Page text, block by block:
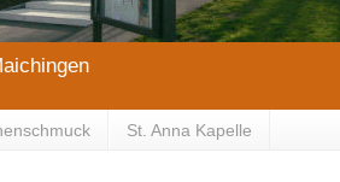
St. Anna Kapelle